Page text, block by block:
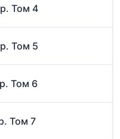
Том 4
Том 5
Том 6
Том 7